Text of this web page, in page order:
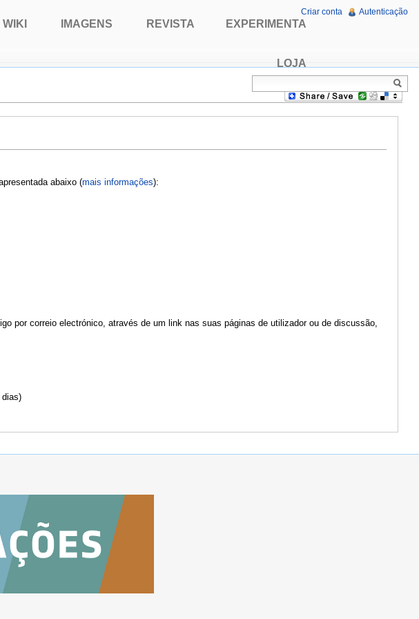
abaixo (mais informações):
por correio electrónico, através de um link nas suas páginas de utilizador ou de discussão,
WIKI IMAGENS REVISTA EXPERIMENTA
LOJA
Criar conta Autenticação